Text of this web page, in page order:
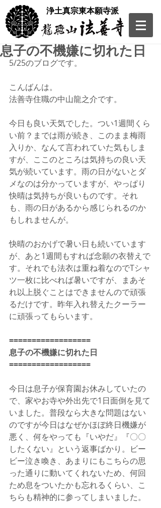
​浄土真宗東本願寺派
息子の不機嫌に切れた日
5/25のブログです。
こんばんは。
法善寺住職の中山龍之介です。
今日も良い天気でした。つい1週間くら
い前？までは雨が続き、このまま梅雨
入りか、なんて言われていた気もしま
すが、ここのところは気持ちの良い天
気が続いています。雨の日がないとダ
メなのは分かっていますが、やっぱり
快晴は気持ちが良いものです。それ
も、雨の日があるから感じられるのか
もしれませんが。
快晴のおかげで暑い日も続いています
が、あと1週間もすれば念願の衣替えで
す。それでも法衣は重ね着なのでTシャ
ツ一枚に比べれば暑いですが、まあそ
れ以上脱ぐことはできませんので頑張
るだけです。昨年入れ替えたクーラー
に頑張ってもらいます。
==================
息子の不機嫌に切れた日
==================
今日は息子が保育園お休みしていたの
で、家やお寺や外出先で1日面倒を見て
いました。普段なら大きな問題はない
のですが今日はなぜかほぼ終日機嫌が
悪く、何をやっても『いやだ』『〇〇
したくない』という返事ばかり。ビー
ビー泣き喚き、あまりにもこちらの思
った通りに動いてくれないため、何回
ため息をついたかも忘れるくらい、こ
ちらも精神的に参ってしまいました。